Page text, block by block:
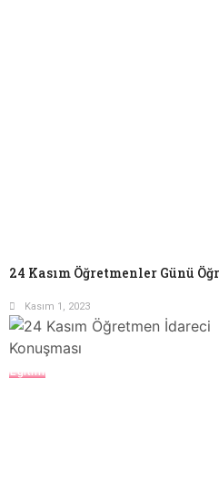
24 Kasım Öğretmenler Günü
Kasım 1, 2023
Eğitim